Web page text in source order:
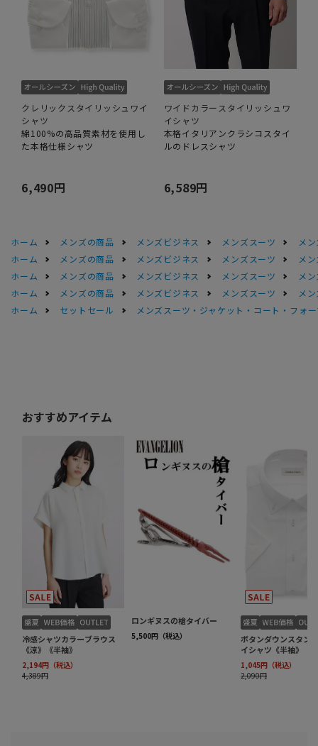
クレリックスタイリッシュワイ
シャツ
綿100%の高品質素材を使用し
た本格仕様シャツ
6,490円
ワイドカラースタイリッシュワ
イシャツ
本格イタリアンクラシコスタイ
ルのドレスシャツ
6,589円
ホーム メンズの商品 メンズビジネス メンズスーツ
メ
ホーム
メンズの商品 メンズビジネス メンズスーツ
メ
ホーム
メンズの商品 メンズビジネス メンズスーツ
メ
ホーム
メンズの商品 メンズビジネス メンズスーツ
メ
ホーム
セットセール メンズスーツ・ジャケット・コート・フォ